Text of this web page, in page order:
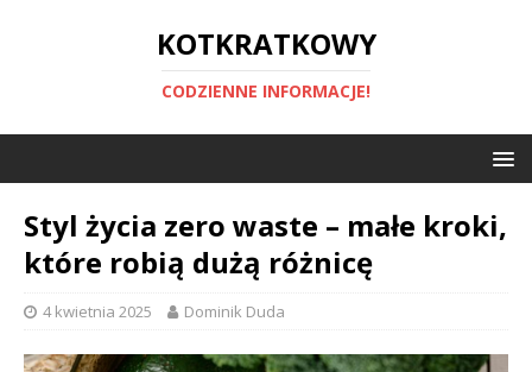
KOTKRATKOWY
CODZIENNE INFORMACJE!
Styl życia zero waste – małe kroki,
które robią dużą różnicę
4 kwietnia 2025 Dominik Duda